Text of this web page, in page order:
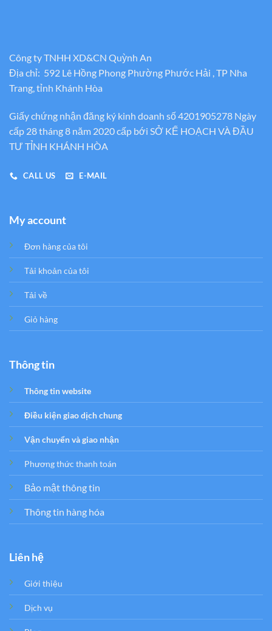
Công ty TNHH XD&CN Quỳnh An
Địa chỉ: 592 Lê Hồng Phong Phường Phước Hải , TP Nha
Trang, tỉnh Khánh Hòa
Giấy chứng nhận đăng ký kinh doanh số 4201905278 Ngày
cấp 28 tháng 8 năm 2020 cấp bới SỞ KẾ HOẠCH VÀ ĐẦU
TƯ TỈNH KHÁNH HÒA
CALL US E-MAIL
My account
Đơn hàng của tôi
Tải khoản của tôi
Tải về
Giỏ hàng
Thông tin
Thông tin website
Điều kiện giao dịch chung
Vận chuyển và giao nhận
Phương thức thanh toán
Bảo mật thông tin
Thông tin hàng hóa
Liên hệ
Giới thiệu
Dịch vụ